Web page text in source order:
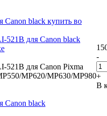
black купить во
521B для Canon black
521B для Canon Pixma
MP620/MP630/MP980
-
+
В
Canon black